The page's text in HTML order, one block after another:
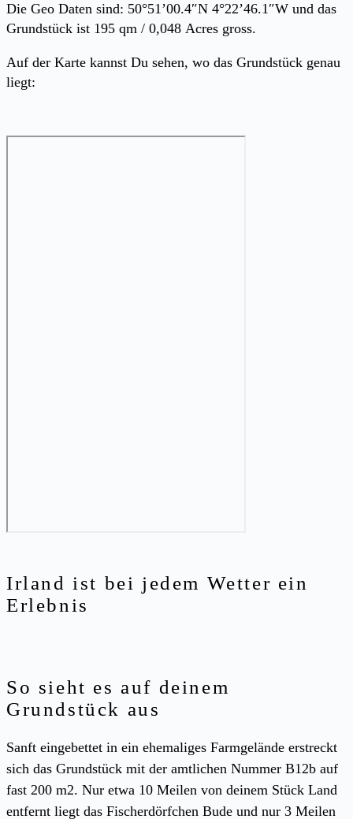
Die Geo Daten sind: 50°51’00.4″N 4°22’46.1″W und das
Grundstück ist 195 qm / 0,048 Acres gross.
Auf der Karte kannst Du sehen, wo das Grundstück genau
liegt:
Irland ist bei jedem Wetter ein
Erlebnis
So sieht es auf deinem
Grundstück aus
Sanft eingebettet in ein ehemaliges Farmgelände erstreckt
sich das Grundstück mit der amtlichen Nummer B12b auf
fast 200 m2. Nur etwa 10 Meilen von deinem Stück Land
entfernt liegt das Fischerdörfchen Bude und nur 3 Meilen